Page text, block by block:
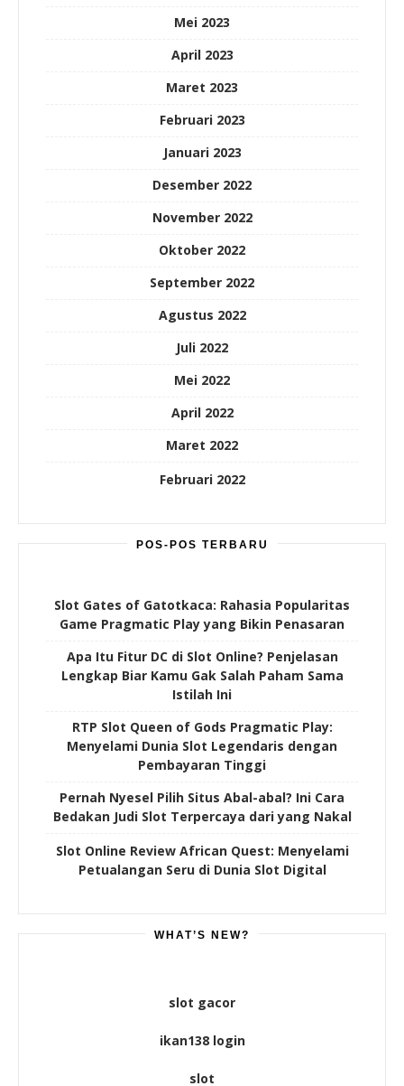
Mei 2023
April 2023
Maret 2023
Februari 2023
Januari 2023
Desember 2022
November 2022
Oktober 2022
September 2022
Agustus 2022
Juli 2022
Mei 2022
April 2022
Maret 2022
Februari 2022
POS-POS TERBARU
Slot Gates of Gatotkaca: Rahasia Popularitas
Game Pragmatic Play yang Bikin Penasaran
Apa Itu Fitur DC di Slot Online? Penjelasan
Lengkap Biar Kamu Gak Salah Paham Sama
Istilah Ini
RTP Slot Queen of Gods Pragmatic Play:
Menyelami Dunia Slot Legendaris dengan
Pembayaran Tinggi
Pernah Nyesel Pilih Situs Abal-abal? Ini Cara
Bedakan Judi Slot Terpercaya dari yang Nakal
Slot Online Review African Quest: Menyelami
Petualangan Seru di Dunia Slot Digital
WHAT’S NEW?
slot gacor
ikan138 login
slot